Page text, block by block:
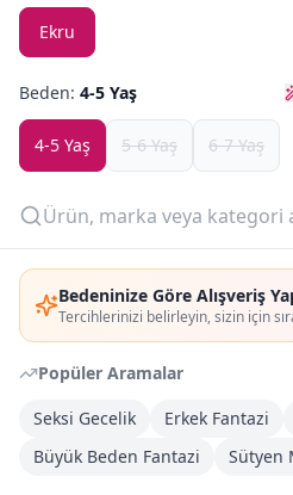
Bedeninize Göre Alışveriş
Tercihlerinizi belirleyin, sizin için
Popüler Aramalar
Seksi Gecelik
Erkek Fantazi
Büyük Beden Fantazi
Sütyen
Yazlık Pijama
Kampanyalar
Yeni Gelenler
OUTLET
Giriş Yap
Üye Ol
Ekru
Beden: 4-5 Yaş
4-5 Yaş 5-6 Yaş 6-7 Yaş
Son1adet kaldı!
Sepete